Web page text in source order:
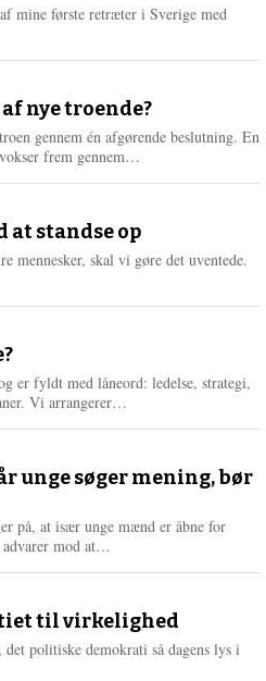
mine første retræter i Sverige med
nye troende?
gennem én afgørende beslutning. En
frem gennem…
e
r
e
at standse op
mennesker, skal vi gøre det uventede.
er fyldt med låneord: ledelse, strategi,
Vi arrangerer…
e
unge søger mening, bør
på, at især unge mænd er åbne for
mod at…
e
r
til virkelighed
politiske demokrati så dagens lys i